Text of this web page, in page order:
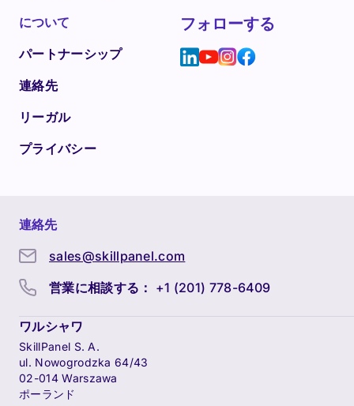
について
パートナーシップ
連絡先
リーガル
プライバシー
フォローする
連絡先
sales@skillpanel.com
営業に相談する： +1 (201) 778-6409
ワルシャワ
SkillPanel S. A.
ul. Nowogrodzka 64/43
02-014 Warszawa
ポーランド